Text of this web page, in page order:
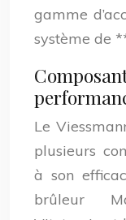
gamme
système de
Le
plusieurs
à son
brûleur